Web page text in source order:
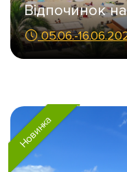
Відпочинок на
05.06.-
Новинка